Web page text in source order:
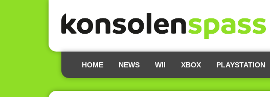
HOME NEWS WII XBOX PLAYSTATION